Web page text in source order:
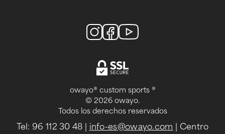
owayo® custom sports ®
© 2026 owayo.
Todos los derechos reservados
Tel: 96 112 30 48 info-es@owayo.com | Centro